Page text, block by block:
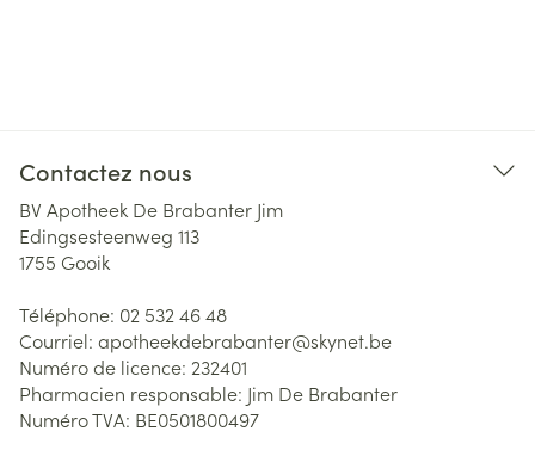
Contactez nous
BV Apotheek De Brabanter Jim
Edingsesteenweg 113
1755 Gooik
Téléphone: 02 532 46 48
Courriel: apotheekdebrabanter@skynet.be
Numéro de licence: 232401
Pharmacien responsable: Jim De Brabanter
Numéro TVA: BE0501800497